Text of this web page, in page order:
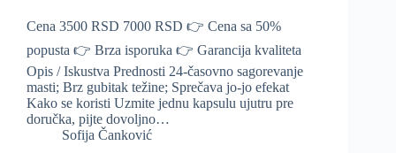
Cena 3500 RSD 7000 RSD 👉 Cena sa 50%
popusta 👉 Brza isporuka 👉 Garancija kvaliteta
Opis / Iskustva Prednosti 24-časovno sagorevanje
masti; Brz gubitak težine; Sprečava jo-jo efekat
Kako se koristi Uzmite jednu kapsulu ujutru pre
doručka, pijte dovoljno…
Sofija Čanković